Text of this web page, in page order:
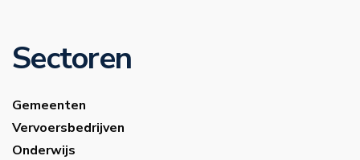
Sectoren
Gemeenten
Vervoersbedrijven
Onderwijs